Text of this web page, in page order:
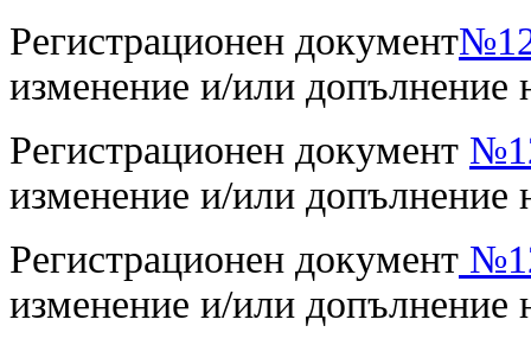
Регистрационен документ
изменение и/или
Регистрационен документ
изменение и/или
Регистрационен документ
изменение и/или